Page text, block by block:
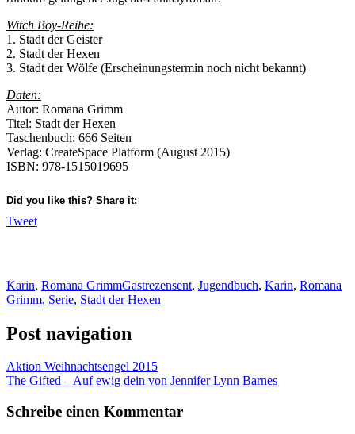
Witch Boy-Reihe:
1. Stadt der Geister
2. Stadt der Hexen
3. Stadt der Wölfe (Erscheinungstermin noch nicht bekannt)
Daten:
Autor: Romana Grimm
Titel: Stadt der Hexen
Taschenbuch: 666 Seiten
Verlag: CreateSpace Platform (August 2015)
ISBN: 978-1515019695
Did you like this? Share it:
Tweet
Karin, Romana GrimmGastrezensent, Jugendbuch, Karin, Romana
Grimm, Serie, Stadt der Hexen
Post navigation
Aktion Weihnachtsengel 2015
The Gifted – Auf ewig dein von Jennifer Lynn Barnes
Schreibe einen Kommentar